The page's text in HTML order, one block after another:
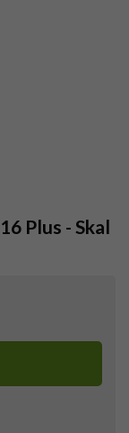
Plus - Skal